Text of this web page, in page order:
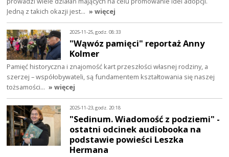
Jedną z takich okazji jest… » więcej
2025-11-25, godz. 08:33
"Wąwóz pamięci" reportaż Anny
Kolmer
Pamięć historyczna i znajomość kart przeszłości własnej rodziny, a
szerzej – współobywateli, są fundamentem kształtowania się naszej
tożsamości… » więcej
2025-11-23, godz. 20:18
"Sedinum. Wiadomość z podziemi" -
ostatni odcinek audiobooka na
podstawie powieści Leszka
Hermana